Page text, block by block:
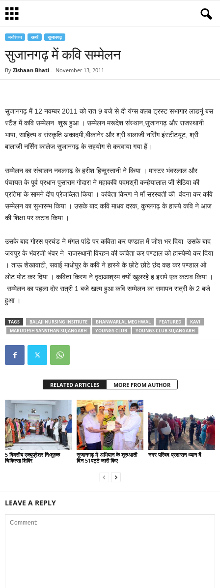
मनोरंजन खबरें सुजानगढ़
सुजानगढ़ में कवि सम्मेलन
By Zishaan Bhati - November 13, 2011
सुजानगढ़ में 12 नवम्बर 2011 को रात 9 बजे से दी यंग्स क्लब ट्रस्ट सभागार लाडनूं बस
स्टैंड में कवि सम्मेलन शुरू हुआ । सम्मेलन मरूदेश संस्थान,सुजानगढ़ और राजस्थानी
भाषा, साहित्य व संस्कृति अकादमी,बीकानेर और श्री बालाजी नर्सिंग इंस्टीटयूट, श्री
बालाजी नर्सिंग कालेज सुजानगढ़ के सहयोग से करवाया गया हैं।
सम्मेलन का संचालन नवलगढ़ के हरीश हिन्दुस्तानी ने किया । मास्टर भंवरलाल और
पंचायत के पूर्व प्रधान पुसाराम गोदारा ने महाकवि पदमश्री कन्हेयालाल जी सेठिया की
प्रतिमा के सामने दीप प्रेजव्लित किया । कविता किरण ने माँ सरस्वती की वंदना कर कवि
सम्मेलन का सुभारम्भ किया । उसके बाद कवि माधव दरक, कुभ्लगढ़ के हास्ये कवि ने आज
की शिक्षा पर कटाव किया ।
उसके बाद गोरस प्रचंड ने मंगल पांडे पर कविता कर पण्डाल में जोश भर दिया उसके बाद
जयपुर के भंवरजी भंवर ने राजस्थानी विरहन की कविता कर पण्डाल को हास्येम्ये कर दिया
। ताऊ शेखावाटी, सवाई माधोपुर के कवि ने हास्ये के छोटे छोटे छंद कह कर पण्डाल ओ
लोट पोट कर दिया । कविता किरण ने वृदाआश्रम क्यों खुलरहे ह इसपे एक कटाव किया ।
सम्मेलन का पहला दोर रात्री 1 बजे खत्म हुआ कवि सम्मेलन का समापन रात्री के 2 बजे
हुआ ।
TAGS BALAJI NURSING INSITIUTE BHANWARLAL MEGHWAL FEATURED
KAVI
MARUDESH SANSTHAN SUJANGARH
YOUNGS CLUB YOUNGS CLUB SUJANGARH
RELATED ARTICLES MORE FROM AUTHOR
5 दिवसीय एक्यूप्रेशर निःशुल्क
चिकित्सा शिविर
सुजानगढ़ मे अभियान के शुरुआती
दिन 51पट्टे जारी किए
नगर परिषद प्रशासन ध्यान दें
LEAVE A REPLY